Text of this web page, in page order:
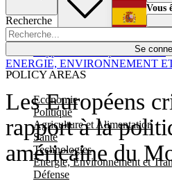
Recherche
Se
POLICY AREAS
Economie
Politique
Agriculture et Alimentation
Santé
Technologies
Energie, Environnement et
Défense
Économie
Vous
Les Européens
rapport à la
américaine du
ENERGIE, ENVIRONNEMENT